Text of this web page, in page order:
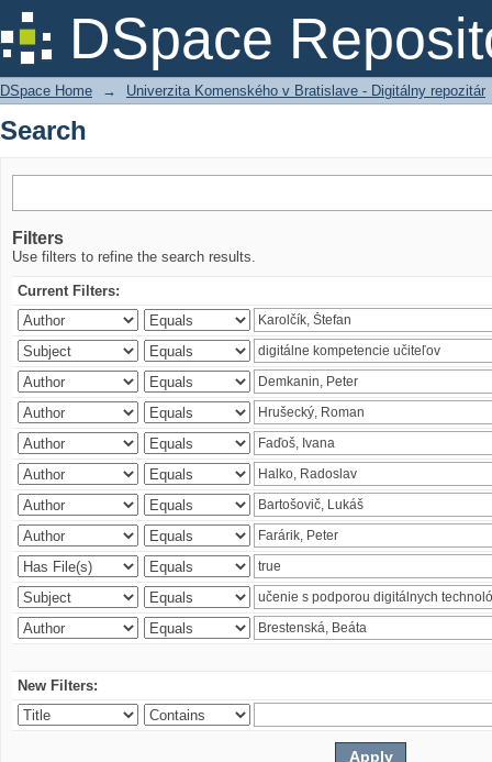
DSpace
Search
DSpace Home → Univerzita Komenského v Bratislave - Digitálny repozitár
Search
Filters
Use filters to refine the search results.
Current Filters:
New Filters: